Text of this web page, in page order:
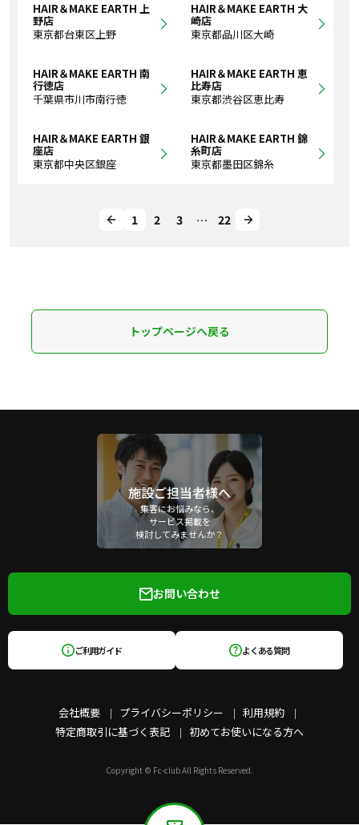
HAIR＆MAKE EARTH 上
野店
東京都台東区上野
HAIR＆MAKE EARTH 大
崎店
東京都品川区大崎
HAIR＆MAKE EARTH 南
行徳店
千葉県市川市南行徳
HAIR＆MAKE EARTH 恵
比寿店
東京都渋谷区恵比寿
HAIR＆MAKE EARTH 銀
座店
東京都中央区銀座
HAIR＆MAKE EARTH 錦
糸町店
東京都墨田区錦糸
1 2 3 … 22
トップページへ戻る
施設ご担当者様へ
集客にお悩みなら、
サービス掲載を
検討してみませんか？
会社概要 プライバシーポリシー
利用規約
特定商取引に基づく表記
初めてお使いになる方へ
お問い合わせ
ご利用ガイド よくある質問
Copyright © Fc-club All Rights Reserved.